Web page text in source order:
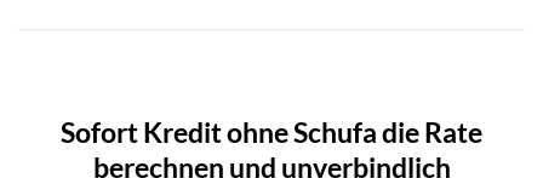
Sofort Kredit ohne Schufa die Rate
berechnen und unverbindlich